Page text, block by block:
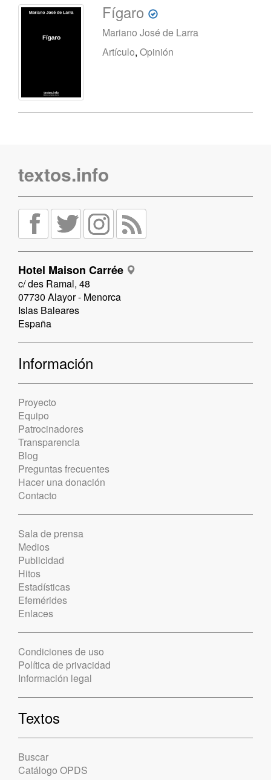
Fígaro
Mariano José de Larra
Artículo,Opinión
textos.info
Hotel Maison Carrée
c/ des Ramal, 48
07730 Alayor - Menorca
Islas Baleares
España
Información
Proyecto
Equipo
Patrocinadores
Transparencia
Blog
Preguntas frecuentes
Hacer una donación
Contacto
Sala de prensa
Medios
Publicidad
Hitos
Estadísticas
Efemérides
Enlaces
Condiciones de uso
Política de privacidad
Información legal
Textos
Buscar
Catálogo OPDS